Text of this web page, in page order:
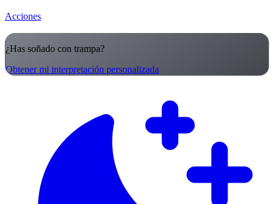
Acciones
¿Has soñado con trampa?
Obtener mi interpretación personalizada